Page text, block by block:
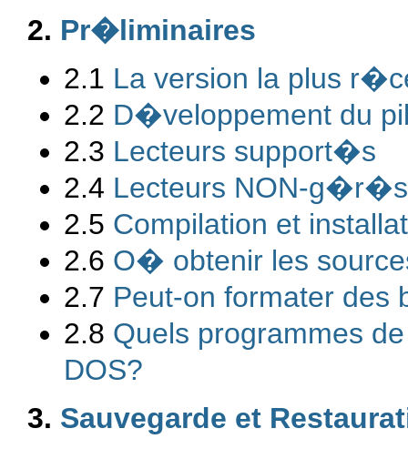
2. Pr�liminaires
2.1 La version la plus
2.2 D�veloppement du
2.3 Lecteurs support�s
2.4 Lecteurs NON-g�r�s
2.5 Compilation et
2.6 O� obtenir les
2.7 Peut-on formater des
2.8 Quels programmes
DOS?
3. Sauvegarde et